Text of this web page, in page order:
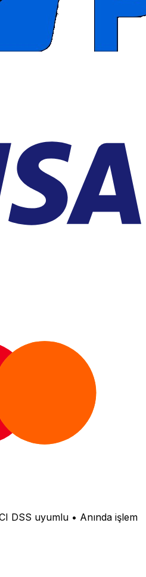
DSS uyumlu • Anında işlem